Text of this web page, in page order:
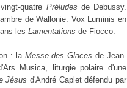
quatre Préludes de Debussy.
de Wallonie. Vox Luminis en
les Lamentations de Fiocco.
: la Messe des Glaces de Jean-
Musica, liturgie polaire d'une
Jésus d'André Caplet défendu par